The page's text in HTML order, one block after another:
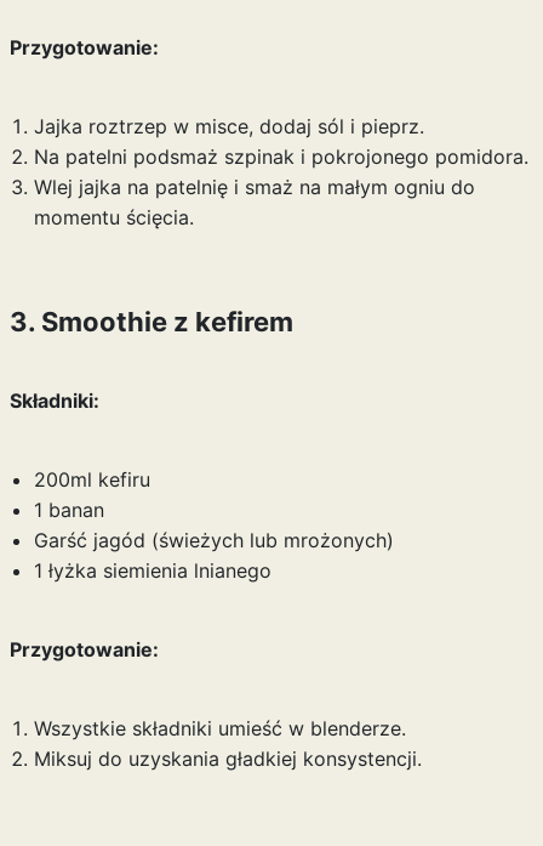
Przygotowanie:
Jajka roztrzep w misce, dodaj sól i pieprz.
Na patelni podsmaż szpinak i pokrojonego pomidora.
Wlej jajka na patelnię i smaż na małym ogniu do
momentu ścięcia.
3. Smoothie z kefirem
Składniki:
200ml kefiru
1 banan
Garść jagód (świeżych lub mrożonych)
1 łyżka siemienia lnianego
Przygotowanie:
Wszystkie składniki umieść w blenderze.
Miksuj do uzyskania gładkiej konsystencji.